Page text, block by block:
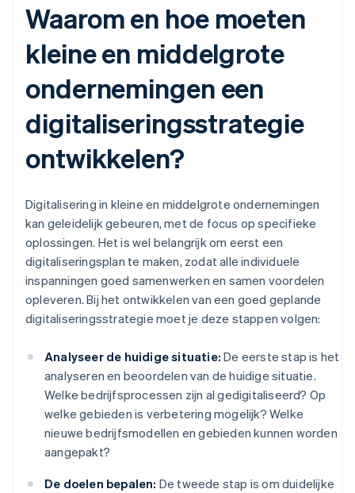
Waarom en hoe moeten
kleine en middelgrote
ondernemingen een
digitaliseringsstrategie
ontwikkelen?
Digitalisering in kleine en middelgrote ondernemingen
kan geleidelijk gebeuren, met de focus op specifieke
oplossingen. Het is wel belangrijk om eerst een
digitaliseringsplan te maken, zodat alle individuele
inspanningen goed samenwerken en samen voordelen
opleveren. Bij het ontwikkelen van een goed geplande
digitaliseringsstrategie moet je deze stappen volgen:
Analyseer de huidige situatie: De eerste stap is het
analyseren en beoordelen van de huidige situatie.
Welke bedrijfsprocessen zijn al gedigitaliseerd? Op
welke gebieden is verbetering mogelijk? Welke
nieuwe bedrijfsmodellen en gebieden kunnen worden
aangepakt?
De doelen bepalen: De tweede stap is om duidelijke